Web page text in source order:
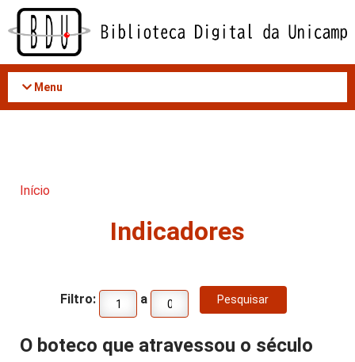
Acessar
conteúdo
Menu
Início
Indicadores
Filtro: a
O boteco que atravessou o século